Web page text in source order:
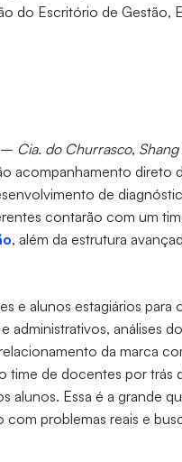
do Escritório de Gestão,
– Cia. do Churrasco,
acompanhamento direto
de
contarão com um
, além da estrutura
e alunos estagiários para
análises
da marca
time de docentes por trás
alunos. Essa é a grande
problemas reais e